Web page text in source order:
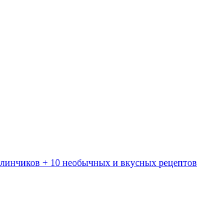
+ 10 необычных и вкусных рецептов